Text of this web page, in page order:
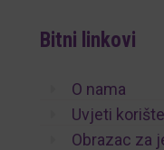
Bitni linkovi
O nama
Uvjeti
Obrazac za